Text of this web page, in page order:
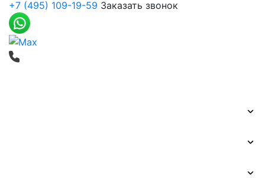
+7 (495) 109-19-59 Заказать звонок